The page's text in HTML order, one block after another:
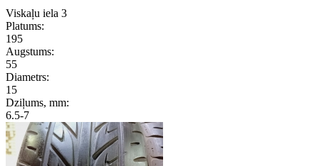
Viskaļu iela 3
Platums:
195
Augstums:
55
Diametrs:
15
Dziļums, mm:
6.5-7